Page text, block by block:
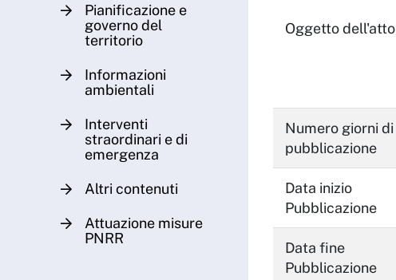
Pianificazione e
governo del
territorio
Informazioni
ambientali
Interventi
straordinari e di
emergenza
Altri contenuti
Attuazione misure
PNRR
Oggetto dell'atto
Numero giorni di
pubblicazione
Data inizio
Pubblicazione
Data fine
Pubblicazione